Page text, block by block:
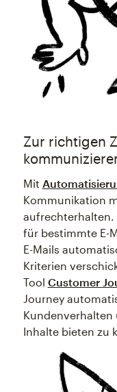
Zur richtigen
Mit
Kommunikation
aufrechterhalten.
für bestimmte E-
E-Mails
Kriterien
Tool Customer
Journey
Inhalte bieten zu